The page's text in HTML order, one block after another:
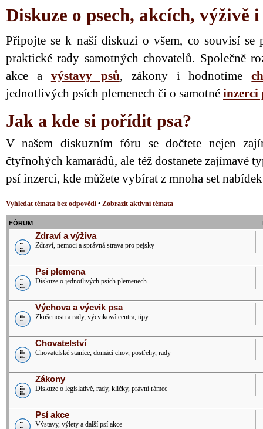
Diskuze o psech, akcích, výživě
Připojte se k naší diskuzi o všem, co souvisí se
praktické rady samotných chovatelů. Společně
akce a výstavy psů, zákony i hodnotíme
jednotlivých psích plemenech či o samotné inzerci
Jak a kde si pořídit psa?
V našem diskuzním fóru se dočtete nejen
čtyřnohých kamarádů, ale též dostanete zajímavé
psí inzerci, kde můžete vybírat z mnoha set
Vyhledat témata bez odpovědí• Zobrazit aktivní témata
FÓRUM
Zdraví a výživa
Zdraví, nemoci a správná strava pro pejsky
Psí plemena
Diskuze o jednotlivých psích plemenech
Výchova a výcvik psa
Zkušenosti a rady, výcviková centra, tipy
Chovatelství
Chovatelské stanice, domácí chov, postřehy, rady
Zákony
Diskuze o legislativě, rady, kličky, právní rámec
Psí akce
Výstavy, výlety a další psí akce